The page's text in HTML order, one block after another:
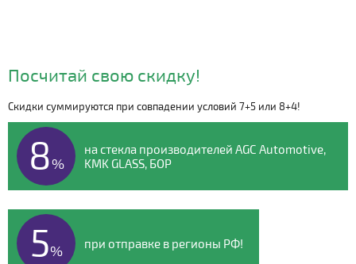
Видео о компании
Посчитай свою скидку!
Скидки суммируются при совпадении условий 7+5 или 8+4!
8%
на стекла производителей AGC Automotive,
KMK GLASS, БОР
5% при отправке в регионы РФ!